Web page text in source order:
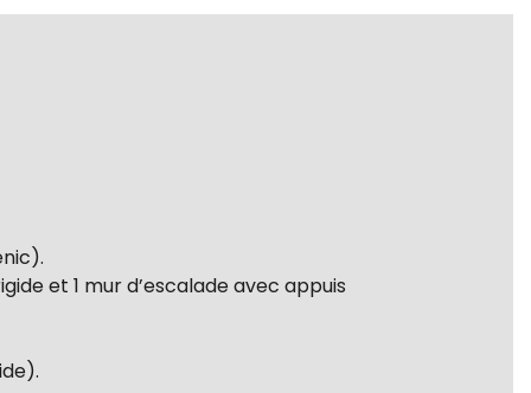
et 1 mur d’escalade avec appuis